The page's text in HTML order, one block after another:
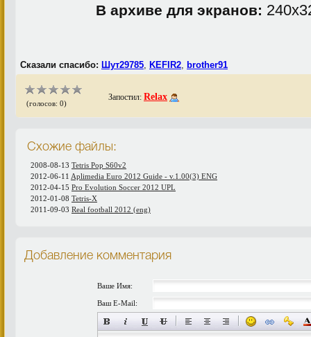
В архиве для экранов:
Сказали спасибо: Шут29785 KEFIR2 brother91
(голосов: 0)
Запостил: Relax
Схожие файлы:
2008-08-13 Tetris Pop S60v2
2012-06-11 Aplimedia Euro 2012 Guide - v.1.00(3) ENG
2012-04-15 Pro Evolution Soccer 2012 UPL
2012-01-08 Tetris-X
2011-09-03 Real football 2012 (eng)
Добавление комментария
Ваше Имя:
Ваш E-Mail: